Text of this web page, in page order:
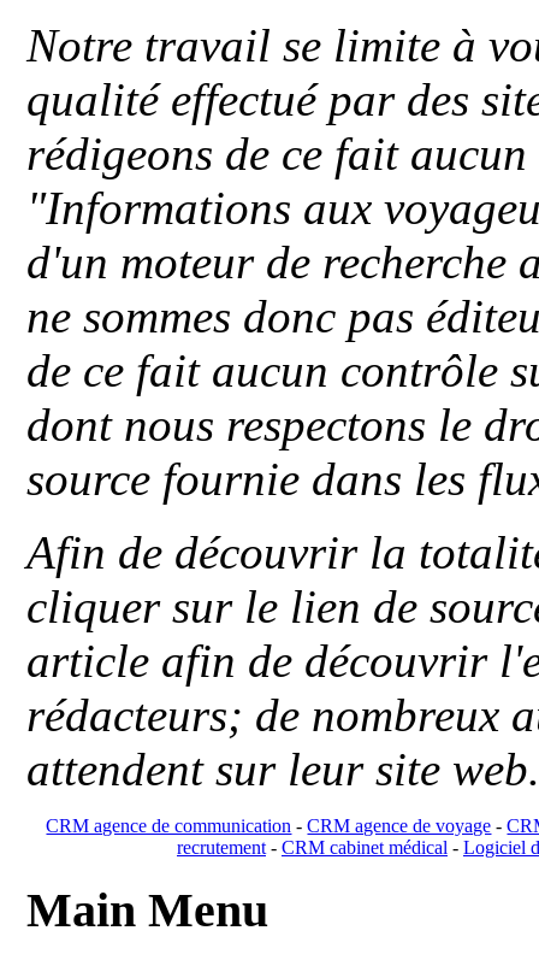
Notre travail se limite à
qualité effectué par des
rédigeons de ce fait
"Informations aux
d'un moteur de recherche
ne sommes donc pas
de ce fait aucun contrôle
dont nous respectons le
source fournie dans les
Afin de découvrir la
cliquer sur le lien de
article afin de découvrir
rédacteurs; de nombreux
attendent sur leur site
CRM agence de communication -CRM agence de voyage -
recrutement- CRM cabinet médical- Logiciel
Main Menu